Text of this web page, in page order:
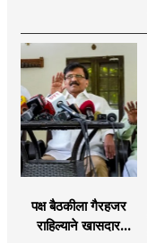
पक्ष बैठकीला गैरहजर
राहिल्याने खासदार